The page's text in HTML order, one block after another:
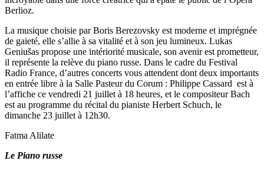
Berlioz.
La musique choisie par Boris Berezovsky est moderne et imprégnée
de gaieté, elle s’allie à sa vitalité et à son jeu lumineux. Lukas
Geniušas propose une intériorité musicale, son avenir est prometteur,
il représente la relève du piano russe. Dans le cadre du Festival
Radio France, d’autres concerts vous attendent dont deux importants
en entrée libre à la Salle Pasteur du Corum : Philippe Cassard est à
l’affiche ce vendredi 21 juillet à 18 heures, et le compositeur Bach
est au programme du récital du pianiste Herbert Schuch, le
dimanche 23 juillet à 12h30.
Fatma Alilate
Le Piano russe